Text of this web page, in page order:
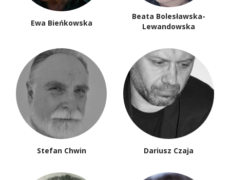
Ewa Bieńkowska
Beata Bolesławska-
Lewandowska
Stefan Chwin Dariusz Czaja